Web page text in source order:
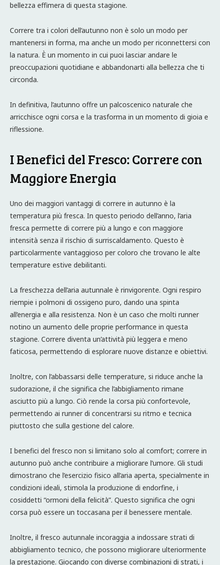
bellezza effimera di questa stagione.
Correre tra i colori dell’autunno non è solo un modo per
mantenersi in forma, ma anche un modo per riconnettersi con
la natura. È un momento in cui puoi lasciar andare le
preoccupazioni quotidiane e abbandonarti alla bellezza che ti
circonda.
In definitiva, l’autunno offre un palcoscenico naturale che
arricchisce ogni corsa e la trasforma in un momento di gioia e
riflessione.
I Benefici del Fresco: Correre con
Maggiore Energia
Uno dei maggiori vantaggi di correre in autunno è la
temperatura più fresca. In questo periodo dell’anno, l’aria
fresca permette di correre più a lungo e con maggiore
intensità senza il rischio di surriscaldamento. Questo è
particolarmente vantaggioso per coloro che trovano le alte
temperature estive debilitanti.
La freschezza dell’aria autunnale è rinvigorente. Ogni respiro
riempie i polmoni di ossigeno puro, dando una spinta
all’energia e alla resistenza. Non è un caso che molti runner
notino un aumento delle proprie performance in questa
stagione. Correre diventa un’attività più leggera e meno
faticosa, permettendo di esplorare nuove distanze e obiettivi.
Inoltre, con l’abbassarsi delle temperature, si riduce anche la
sudorazione, il che significa che l’abbigliamento rimane
asciutto più a lungo. Ciò rende la corsa più confortevole,
permettendo ai runner di concentrarsi su ritmo e tecnica
piuttosto che sulla gestione del calore.
I benefici del fresco non si limitano solo al comfort; correre in
autunno può anche contribuire a migliorare l’umore. Gli studi
dimostrano che l’esercizio fisico all’aria aperta, specialmente in
condizioni ideali, stimola la produzione di endorfine, i
cosiddetti “ormoni della felicità”. Questo significa che ogni
corsa può essere un toccasana per il benessere mentale.
Inoltre, il fresco autunnale incoraggia a indossare strati di
abbigliamento tecnico, che possono migliorare ulteriormente
la prestazione. Giocando con diverse combinazioni di strati, i